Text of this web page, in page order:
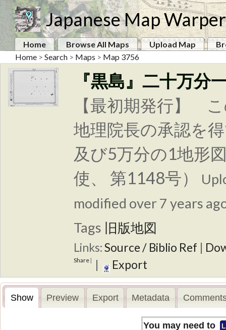
Japanese Map Warper
Home Browse All Maps Upload Map
Home > Search > Maps > Map 3756
『黒島』二十万分
【最初期発行】
地理院長の承認を
及び5万分の1地形
使、 第1148号）
modified over 7 years
Tags 旧版地図
Links:Source / Biblio Ref |
Share | | Export
Show Preview Export Metadata
You may need to